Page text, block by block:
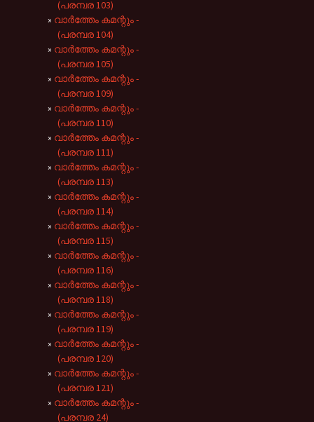
(പരമ്പര 103)
വാർത്തേം കമന്റും -
(പരമ്പര 104)
വാർത്തേം കമന്റും -
(പരമ്പര 105)
വാർത്തേം കമന്റും -
(പരമ്പര 109)
വാർത്തേം കമന്റും -
(പരമ്പര 110)
വാർത്തേം കമന്റും -
(പരമ്പര 111)
വാർത്തേം കമന്റും -
(പരമ്പര 113)
വാർത്തേം കമന്റും -
(പരമ്പര 114)
വാർത്തേം കമന്റും -
(പരമ്പര 115)
വാർത്തേം കമന്റും -
(പരമ്പര 116)
വാർത്തേം കമന്റും -
(പരമ്പര 118)
വാർത്തേം കമന്റും -
(പരമ്പര 119)
വാർത്തേം കമന്റും -
(പരമ്പര 120)
വാർത്തേം കമന്റും -
(പരമ്പര 121)
വാർത്തേം കമന്റും -
(പരമ്പര 24)